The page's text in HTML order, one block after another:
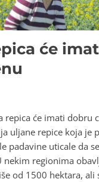
će
repica će imati dobru
uljane repice koja je
padavine uticale da
nekim regionima
od 1500 hektara, ali